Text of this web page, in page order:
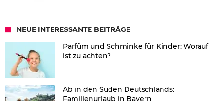
NEUE INTERESSANTE BEITRÄGE
Parfüm und Schminke für Kinder: Worauf
ist zu achten?
Ab in den Süden Deutschlands:
Familienurlaub in Bayern